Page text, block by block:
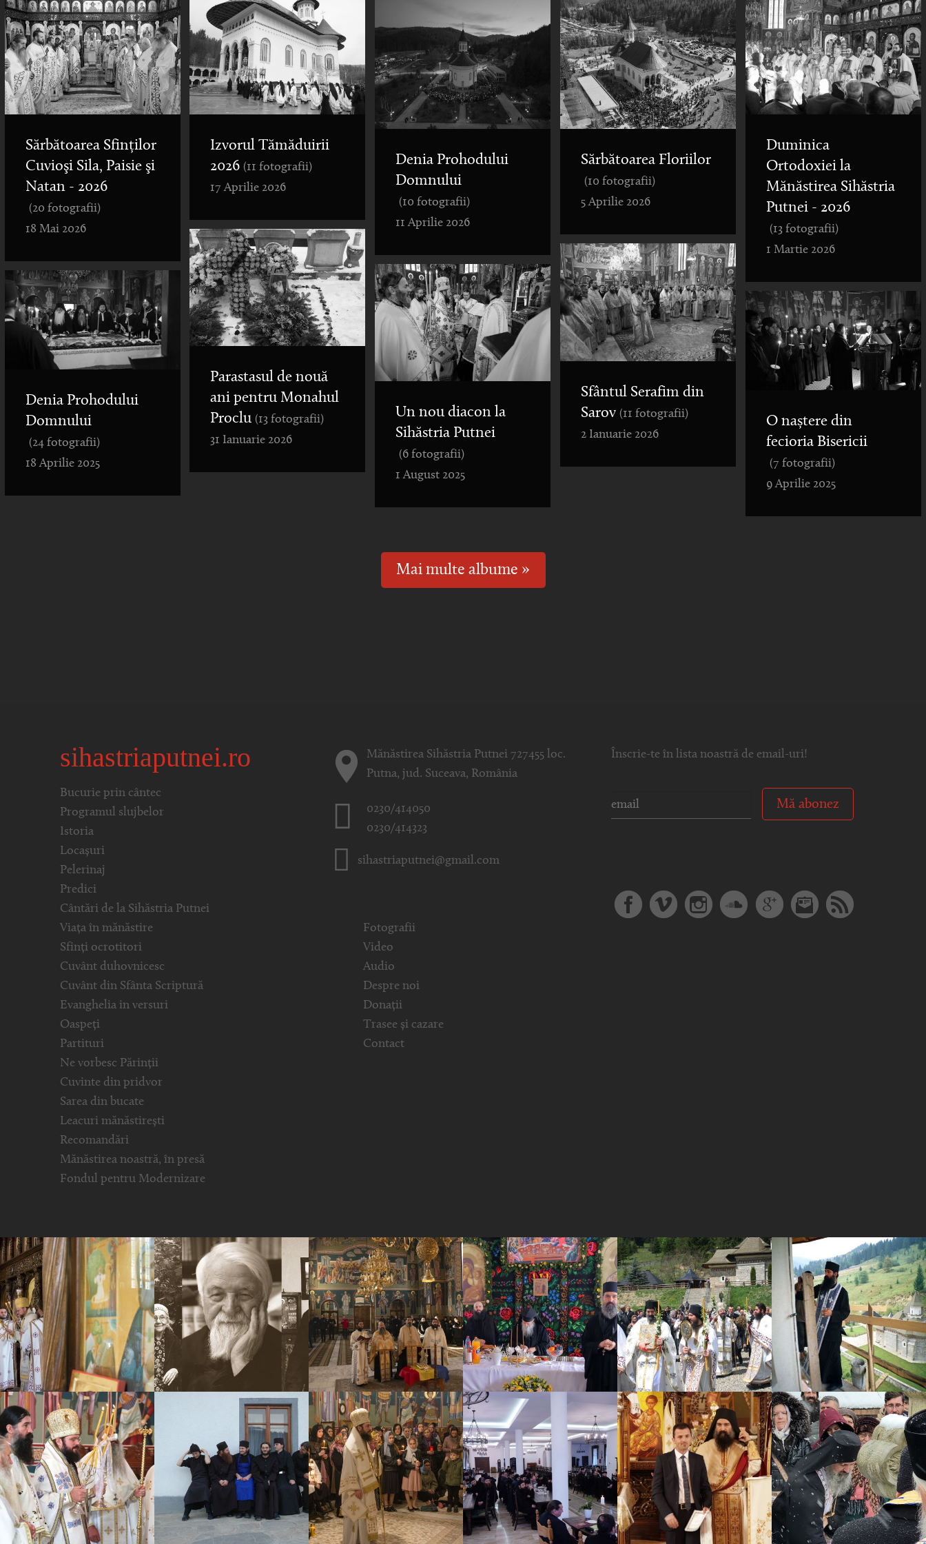
Sărbătoarea Sfinților
Cuvioşi Sila, Paisie şi
Natan - 2026
(20 fotografii)
18 Mai 2026
Izvorul Tămăduirii
2026 (11 fotografii)
17 Aprilie 2026
Denia Prohodului
Domnului
(10 fotografii)
11 Aprilie 2026
Sărbătoarea Floriilor
(10 fotografii)
5 Aprilie 2026
Duminica
Ortodoxiei la
Mănăstirea Sihăstria
Putnei - 2026
(13 fotografii)
1 Martie 2026
Parastasul de nouă
ani pentru Monahul
Proclu (13 fotografii)
31 Ianuarie 2026
Sfântul Serafim din
Sarov (11 fotografii)
2 Ianuarie 2026
Un nou diacon la
Sihăstria Putnei
(6 fotografii)
1 August 2025
Denia Prohodului
Domnului
(24 fotografii)
18 Aprilie 2025
O naștere din
fecioria Bisericii
(7 fotografii)
9 Aprilie 2025
Mai multe albume »
sihastriaputnei.ro
Bucurie prin cântec
Programul slujbelor
Istoria
Locașuri
Pelerinaj
Predici
Cântări de la Sihăstria Putnei
Viața în mănăstire
Sfinți ocrotitori
Cuvânt duhovnicesc
Cuvânt din Sfânta Scriptură
Evanghelia in versuri
Oaspeți
Partituri
Ne vorbesc Părinții
Cuvinte din pridvor
Sarea din bucate
Leacuri mănăstirești
Recomandări
Mănăstirea noastră, în presă
Fondul pentru Modernizare
Mănăstirea Sihăstria Putnei 727455 loc.
Putna, jud. Suceava, România
0230/414050
0230/414323
sihastriaputnei@gmail.com
Fotografii
Video
Audio
Despre noi
Donații
Trasee și cazare
Contact
Înscrie-te în lista noastră de email-uri!
Mă abonez